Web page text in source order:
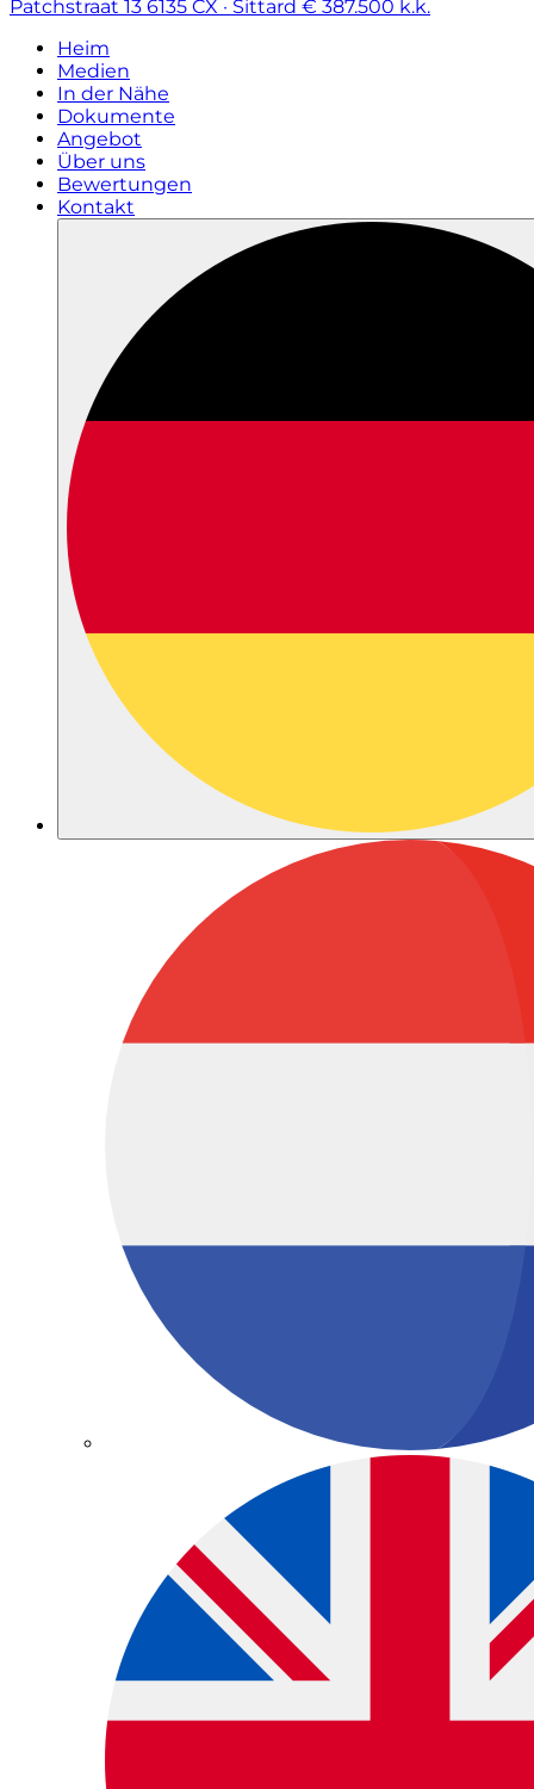
Patchstraat 13 6135 CX · Sittard € 387.500 k.k.
Heim
Medien
In der Nähe
Dokumente
Angebot
Über uns
Bewertungen
Kontakt